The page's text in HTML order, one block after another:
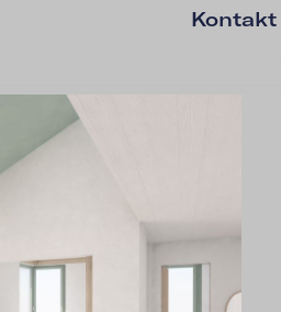
Kontakt